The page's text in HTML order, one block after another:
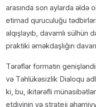
arasında son aylarda əldə
etimad quruculuğu
alqışlayıb, davamlı
praktiki əməkdaşlığın
Tərəflər formatın
və Təhlükəsizlik Dialoqu
ki, bu, ikitərəfli
etdiyinin və strateji